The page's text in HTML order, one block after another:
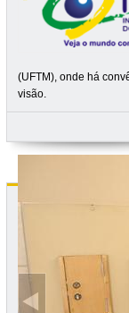
(UFTM), onde há
visão.